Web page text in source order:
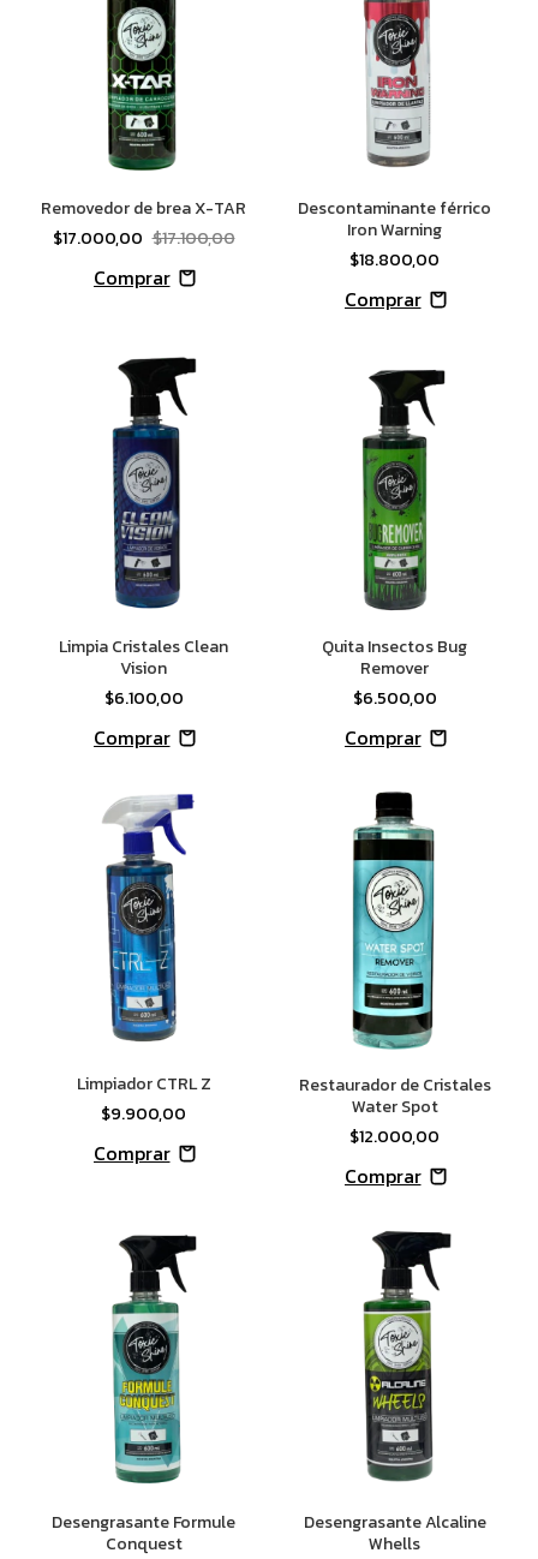
Removedor de brea X-TAR
$17.000,00 $17.100,00
Descontaminante férrico
Iron Warning
$18.800,00
Limpia Cristales Clean
Vision
$6.100,00
Quita Insectos Bug
Remover
$6.500,00
Limpiador CTRL Z
$9.900,00
Restaurador de Cristales
Water Spot
$12.000,00
Desengrasante Formule
Conquest
Desengrasante Alcaline
Whells